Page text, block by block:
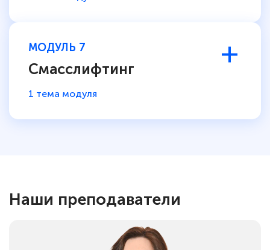
МОДУЛЬ 7
Смасслифтинг
1 тема модуля
Наши преподаватели